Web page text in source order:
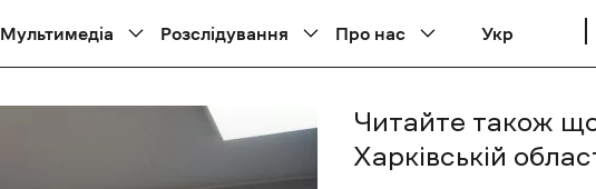
Мультимедіа Розслідування Про нас Укр
Читайте також
Харківській